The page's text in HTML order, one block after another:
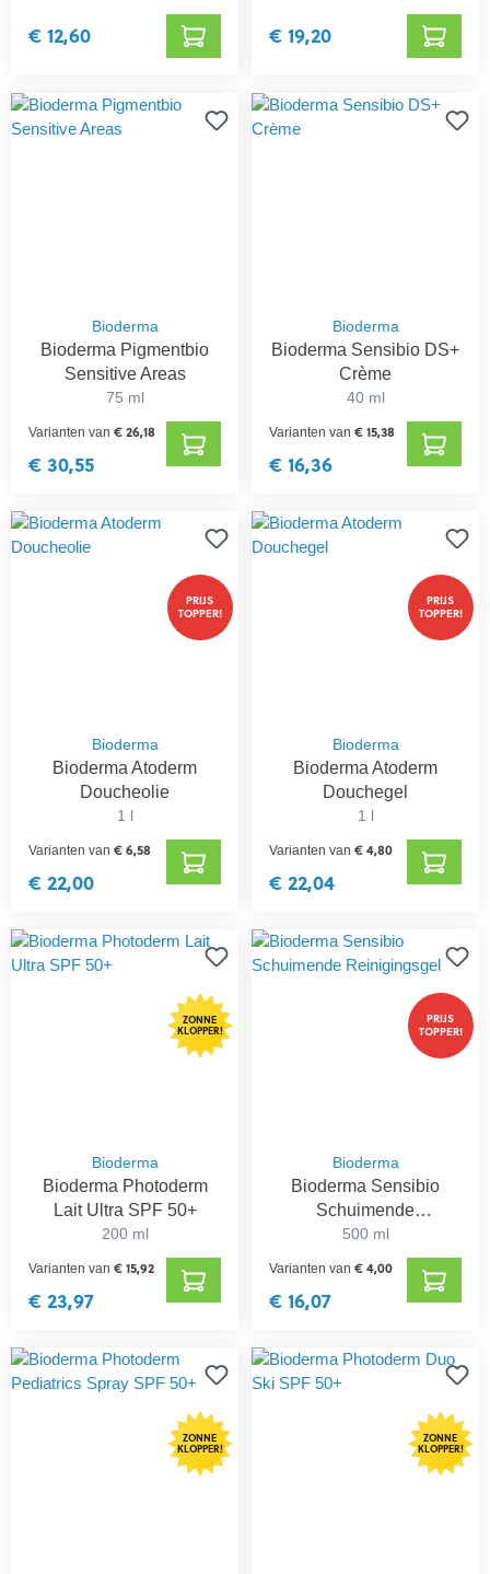
€ 12,60 € 19,20
Bioderma
Bioderma Pigmentbio
Sensitive Areas
75 ml
Varianten van€ 26,18
€ 30,55
Bioderma
Bioderma Sensibio DS+
Crème
40 ml
Varianten van€ 15,38
€ 16,36
PRIJS
TOPPER!
Bioderma
Bioderma Atoderm
Doucheolie
1 l
Varianten van€ 6,58
€ 22,00
PRIJS
TOPPER!
Bioderma
Bioderma Atoderm
Douchegel
1 l
Varianten van€ 4,80
€ 22,04
ZONNE
KLOPPER!
Bioderma
Bioderma Photoderm
Lait Ultra SPF 50+
200 ml
Varianten van€ 15,92
€ 23,97
PRIJS
TOPPER!
Bioderma
Bioderma Sensibio
Schuimende
Reinigingsgel
500 ml
Varianten van€ 4,00
€ 16,07
ZONNE
KLOPPER!
ZONNE
KLOPPER!